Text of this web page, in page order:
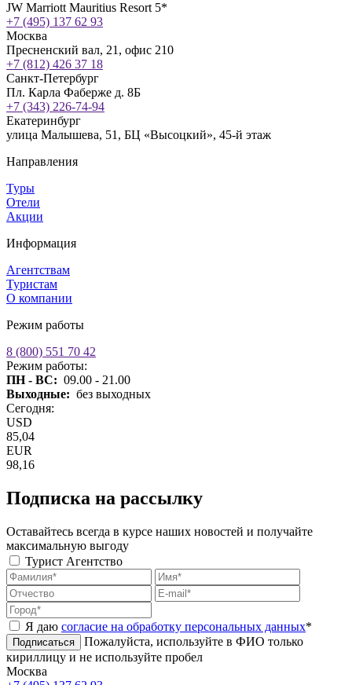
JW Marriott Mauritius Resort 5*
+7 (495) 137 62 93
Москва
Пресненский вал, 21, офис 210
+7 (812) 426 37 18
Санкт-Петербург
Пл. Карла Фаберже д. 8Б
+7 (343) 226-74-94
Екатеринбург
улица Малышева, 51, БЦ «Высоцкий», 45-й этаж
Направления
Туры
Отели
Акции
Информация
Агентствам
Туристам
О компании
Режим работы
8 (800) 551 70 42
Режим работы:
ПН - ВС: 09.00 - 21.00
Выходные: без выходных
Сегодня:
USD
85,04
EUR
98,16
Подписка на рассылку
Оставайтесь всегда в курсе наших новостей и получайте
максимальную выгоду
Турист Агентство
Я даю согласие на обработку персональных данных*
Подписаться
Пожалуйста, используйте в ФИО только
кириллицу и не используйте пробел
Москва